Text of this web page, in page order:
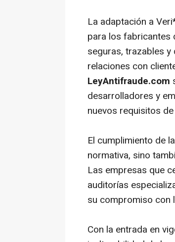
La adaptación a
para los fabricantes
seguras, trazables
relaciones con
LeyAntifraude.com
desarrolladores y
nuevos requisitos
El cumplimiento de
normativa, sino
Las empresas que
auditorías
su compromiso con
Con la entrada en